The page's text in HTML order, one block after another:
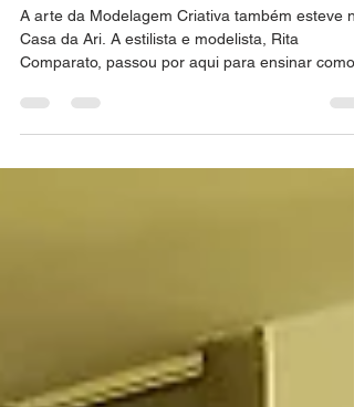
própria roupa?
A arte da Modelagem Criativa também esteve
Comparato, passou por aqui para ensinar